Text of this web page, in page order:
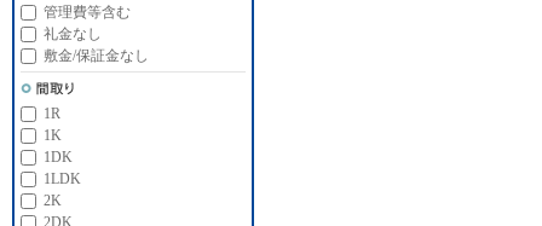
管理費等含む
礼金なし
敷金/保証金なし
1R
1K
1DK
1LDK
2K